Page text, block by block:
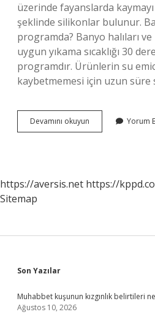
üzerinde fayanslarda
şeklinde silikonlar bulunur.
programda? Banyo halıları
uygun yıkama sıcaklığı 30
programdır. Ürünlerin su
kaybetmemesi için uzun süre
Devamını okuyun Paspaslar
Makinede
Yorum
https://aversis.net https://
Sitemap
Sidebar
Son Yazılar
Muhabbet kuşunun kızgınlık belirtileri
Ağustos 10, 2026